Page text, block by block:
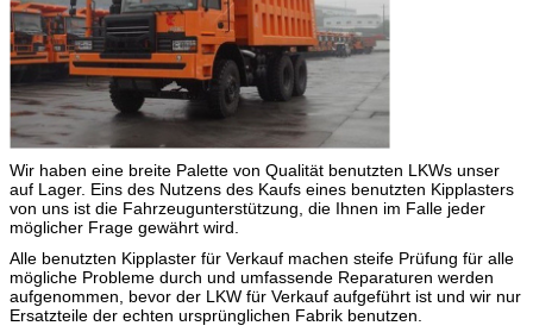
Wir haben eine breite Palette von Qualität benutzten LKWs unser
auf Lager. Eins des Nutzens des Kaufs eines benutzten Kipplasters
von uns ist die Fahrzeugunterstützung, die Ihnen im Falle jeder
möglicher Frage gewährt wird.
Alle benutzten Kipplaster für Verkauf machen steife Prüfung für alle
mögliche Probleme durch und umfassende Reparaturen werden
aufgenommen, bevor der LKW für Verkauf aufgeführt ist und wir nur
Ersatzteile der echten ursprünglichen Fabrik benutzen.